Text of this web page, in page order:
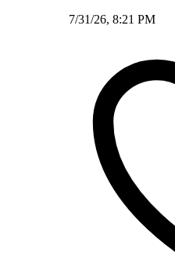
7/31/26, 8:21 PM